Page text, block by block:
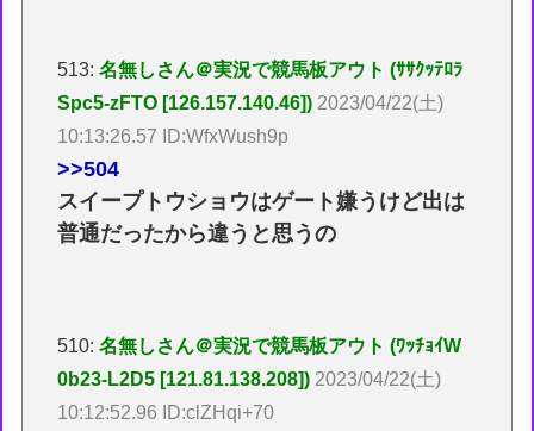
513:名無しさん＠実況で競馬板アウト (ｻｻｸｯﾃﾛﾗ
Spc5-zFTO [126.157.140.46]) 2023/04/22(土)
10:13:26.57 ID:WfxWush9p
>>504
スイープトウショウはゲート嫌うけど出は
普通だったから違うと思うの
510:名無しさん＠実況で競馬板アウト (ﾜｯﾁｮｲW
0b23-L2D5 [121.81.138.208]) 2023/04/22(土)
10:12:52.96 ID:clZHqi+70